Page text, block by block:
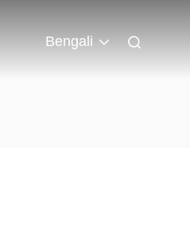
Bengali